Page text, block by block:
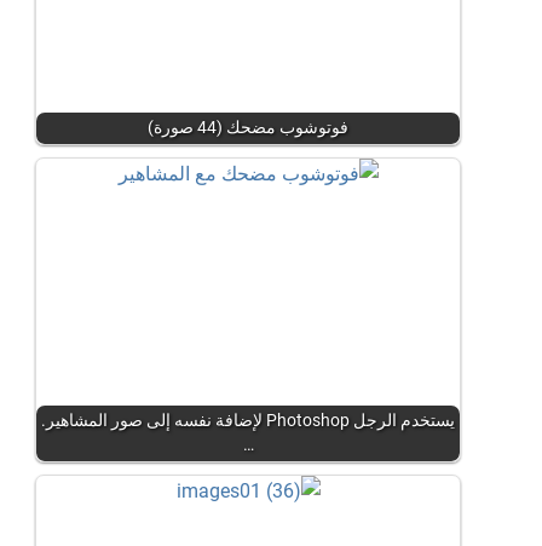
فوتوشوب مضحك (44 صورة)
يستخدم الرجل Photoshop لإضافة نفسه إلى صور المشاهير.
…